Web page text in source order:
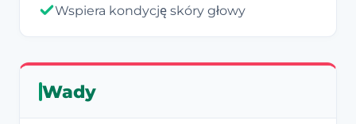
Wspiera kondycję skóry głowy
Wady